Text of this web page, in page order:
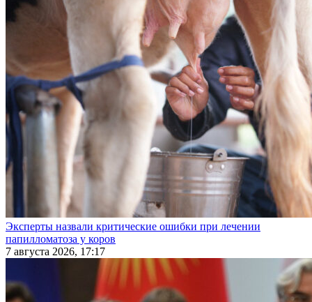
Эксперты назвали критические ошибки при лечении
папилломатоза у коров
7 августа 2026, 17:17